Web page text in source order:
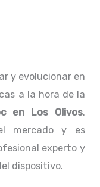
y evolucionar en
a la hora de la
en Los Olivos.
mercado y es
experto y
dispositivo.